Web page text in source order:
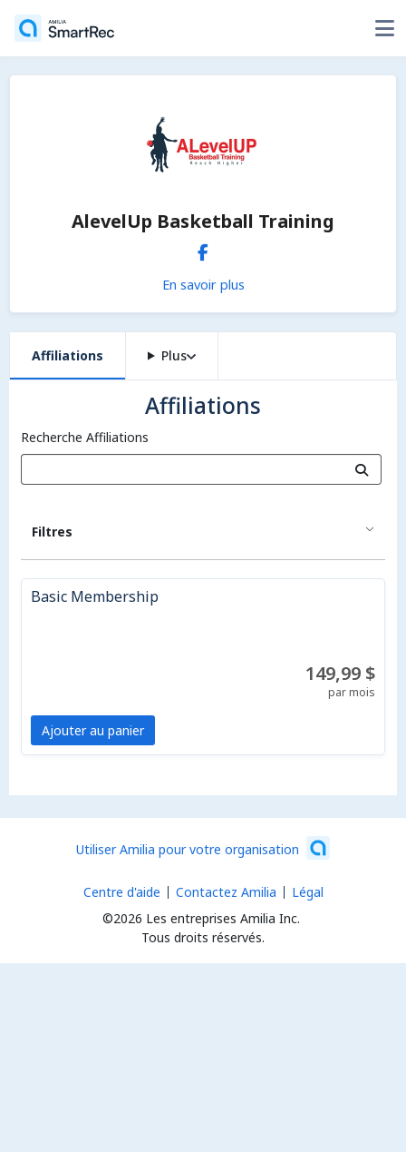
AlevelUp Basketball Training
En savoir plus
Affiliations Plus
Affiliations
Recherche Affiliations
Filtres
Basic Membership
149,99 $
par mois
Ajouter au panier
Utiliser Amilia pour votre organisation
©2026 Les entreprises Amilia Inc.
Tous droits réservés.
Centre d'aide Contactez Amilia Légal